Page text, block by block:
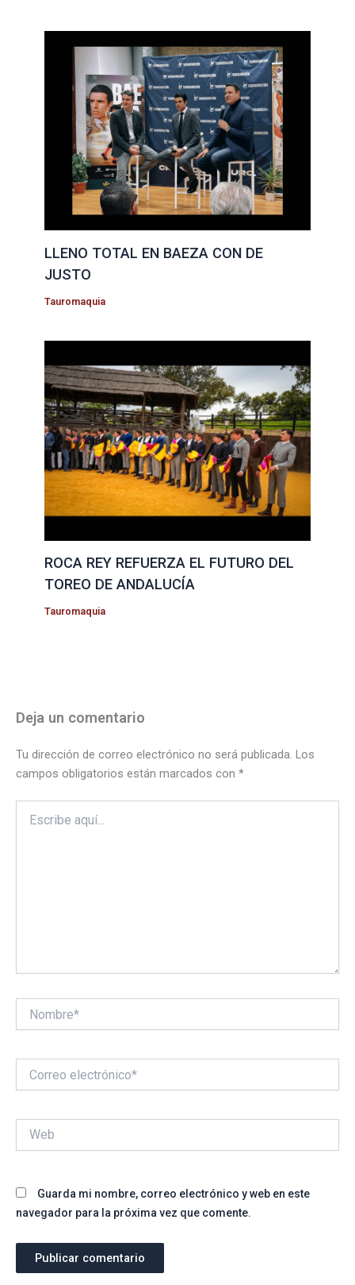
LLENO TOTAL EN BAEZA CON DE
JUSTO
Tauromaquia
ROCA REY REFUERZA EL FUTURO DEL
TOREO DE ANDALUCÍA
Tauromaquia
Deja un comentario
Tu dirección de correo electrónico no será publicada. Los
campos obligatorios están marcados con *
aquí...
electrónico*
Guarda mi nombre, correo electrónico y web en este
navegador para la próxima vez que comente.